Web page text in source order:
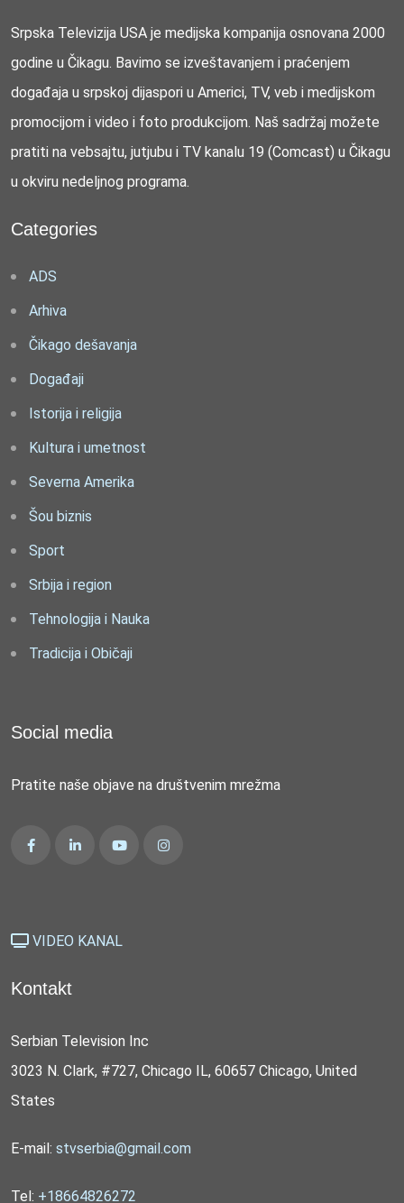
Srpska Televizija USA je medijska kompanija osnovana 2000
godine u Čikagu. Bavimo se izveštavanjem i praćenjem
događaja u srpskoj dijaspori u Americi, TV, veb i medijskom
promocijom i video i foto produkcijom. Naš sadržaj možete
pratiti na vebsajtu, jutjubu i TV kanalu 19 (Comcast) u Čikagu
u okviru nedeljnog programa.
Categories
ADS
Arhiva
Čikago dešavanja
Događaji
Istorija i religija
Kultura i umetnost
Severna Amerika
Šou biznis
Sport
Srbija i region
Tehnologija i Nauka
Tradicija i Običaji
Social media
Pratite naše objave na društvenim mrežma
VIDEO KANAL
Kontakt
Serbian Television Inc
3023 N. Clark, #727, Chicago IL, 60657 Chicago, United
States
E-mail: stvserbia@gmail.com
Tel: +18664826272